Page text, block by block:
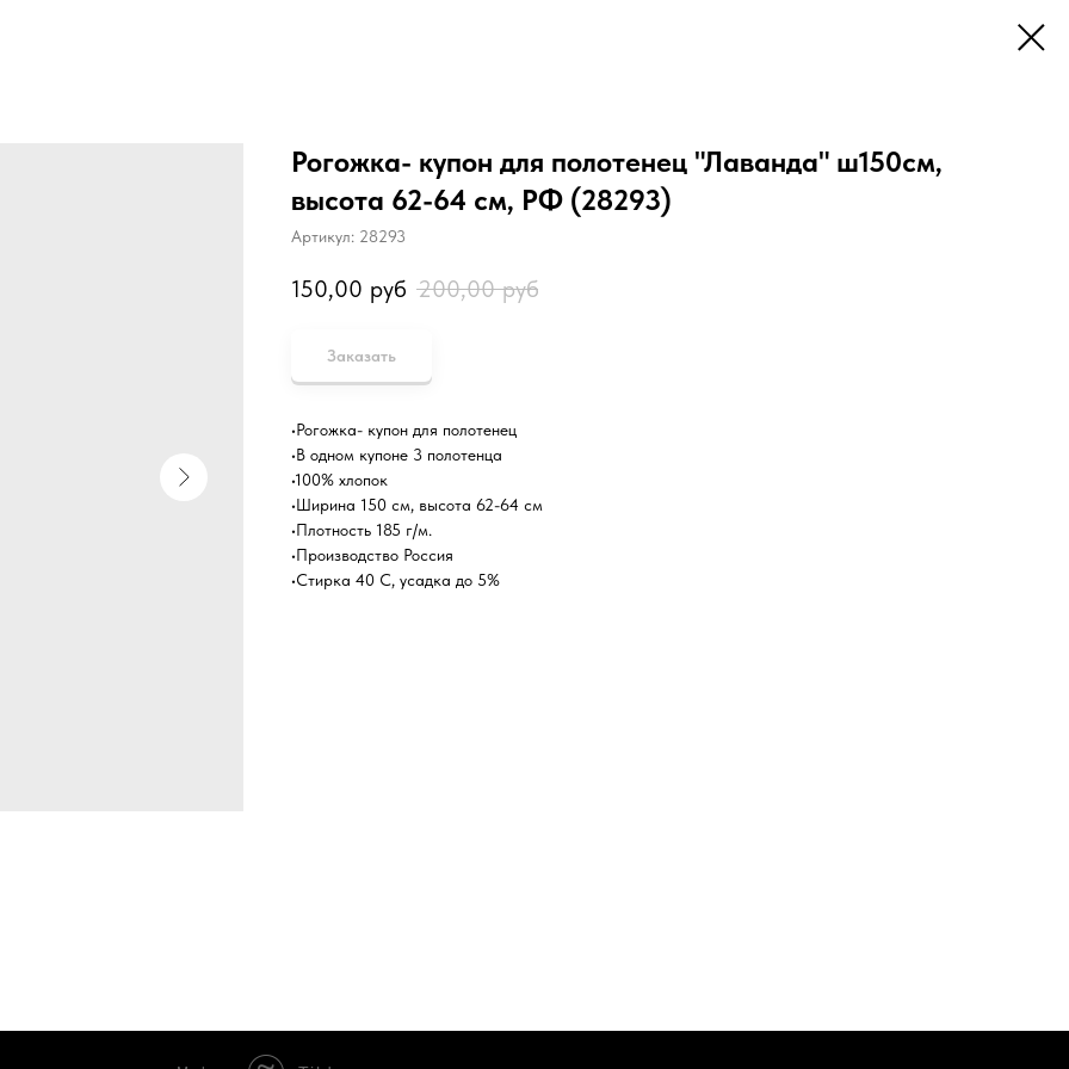
Рогожка- купон для полотенец "Лаванда" ш150см,
высота 62-64 см, РФ (28293)
Артикул: 28293
150,00 руб 200,00 руб
Заказать
•Рогожка- купон для полотенец
•В одном купоне 3 полотенца
•100% хлопок
•Ширина 150 см, высота 62-64 см
•Плотность 185 г/м.
•Производство Россия
•Стирка 40 С, усадка до 5%